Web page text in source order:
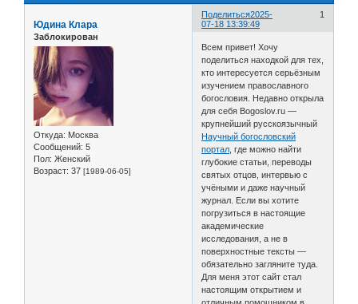
Поделиться 1
2025-
07-18 13:39:49
Юдина Клара
Заблокирован
Откуда: Москва
Сообщений: 5
Пол: Женский
Возраст: 37 [1989-06-05]
Всем привет! Хочу
поделиться находкой для тех,
кто интересуется серьёзным
изучением православного
богословия. Недавно открыла
для себя Bogoslov.ru —
крупнейший русскоязычный
Научный богословский
портал , где можно найти
глубокие статьи, переводы
святых отцов, интервью с
учёными и даже научный
журнал. Если вы хотите
погрузиться в настоящие
академические
исследования, а не в
поверхностные тексты —
обязательно загляните туда.
Для меня этот сайт стал
настоящим открытием и